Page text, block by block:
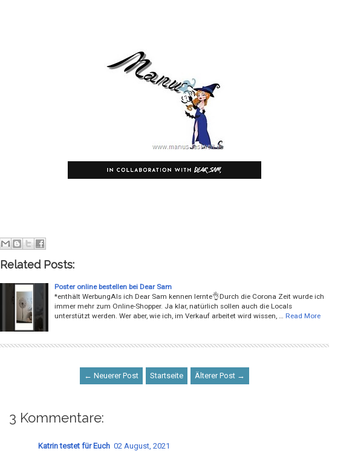
Related Posts:
Poster online bestellen bei Dear Sam
*enthält WerbungAls ich Dear Sam kennen lernte👌Durch die Corona Zeit wurde ich
immer mehr zum Online-Shopper. Ja klar, natürlich sollen auch die Locals
unterstützt werden. Wer aber, wie ich, im Verkauf arbeitet wird wissen, …
Read More
← Neuerer Post Startseite Älterer Post →
3 Kommentare:
Katrin testet für Euch 02 August, 2021